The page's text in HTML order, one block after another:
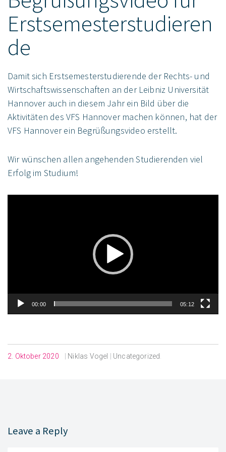
Erstsemesterstudieren
de
Damit sich Erstsemesterstudierende der Rechts- und
Wirtschaftswissenschaften an der Leibniz Universität
Hannover auch in diesem Jahr ein Bild über die
Aktivitäten des VFS Hannover machen können, hat der
VFS Hannover ein Begrüßungsvideo erstellt.
Wir wünschen allen angehenden Studierenden viel
Erfolg im Studium!
00:00 05:12
2. Oktober 2020 Niklas Vogel Uncategorized.
Leave a Reply